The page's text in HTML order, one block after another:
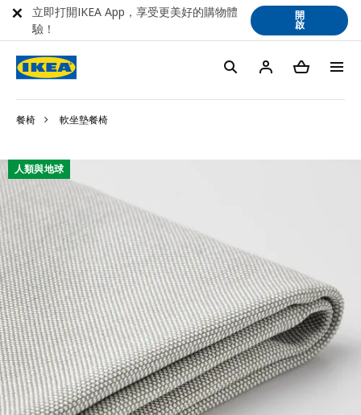
餐椅 軟坐墊餐椅
人類與地球
立即打開IKEA App，享受更美好的購物體
驗！
開
啟